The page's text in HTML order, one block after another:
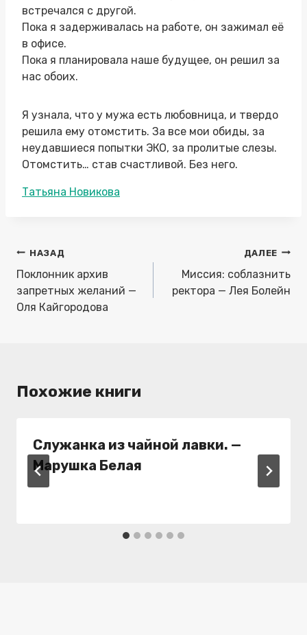
встречался с другой.
Пока я задерживалась на работе, он зажимал её
в офисе.
Пока я планировала наше будущее, он решил за
нас обоих.
Я узнала, что у мужа есть любовница, и твердо
решила ему отомстить. За все мои обиды, за
неудавшиеся попытки ЭКО, за пролитые слезы.
Отомстить… став счастливой. Без него.
Метки
Татьяна Новикова
Навигация
по
записям
НАЗАД
Поклонник архив
запретных желаний —
Оля Кайгородова
ДАЛЕЕ
Миссия: соблазнить
ректора — Лея Болейн
Похожие книги
Служанка из чайной лавки. —
Марушка Белая